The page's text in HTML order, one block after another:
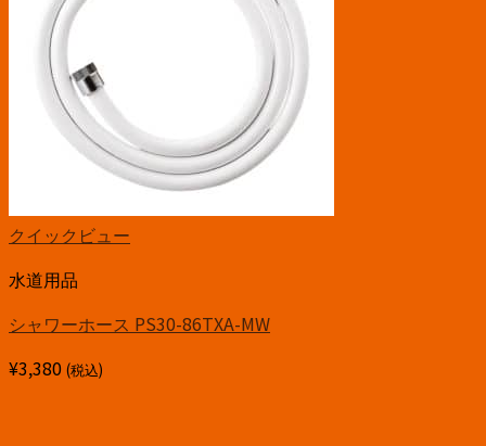
クイックビュー
水道用品
シャワーホース PS30-86TXA-MW
¥3,380 (税込)